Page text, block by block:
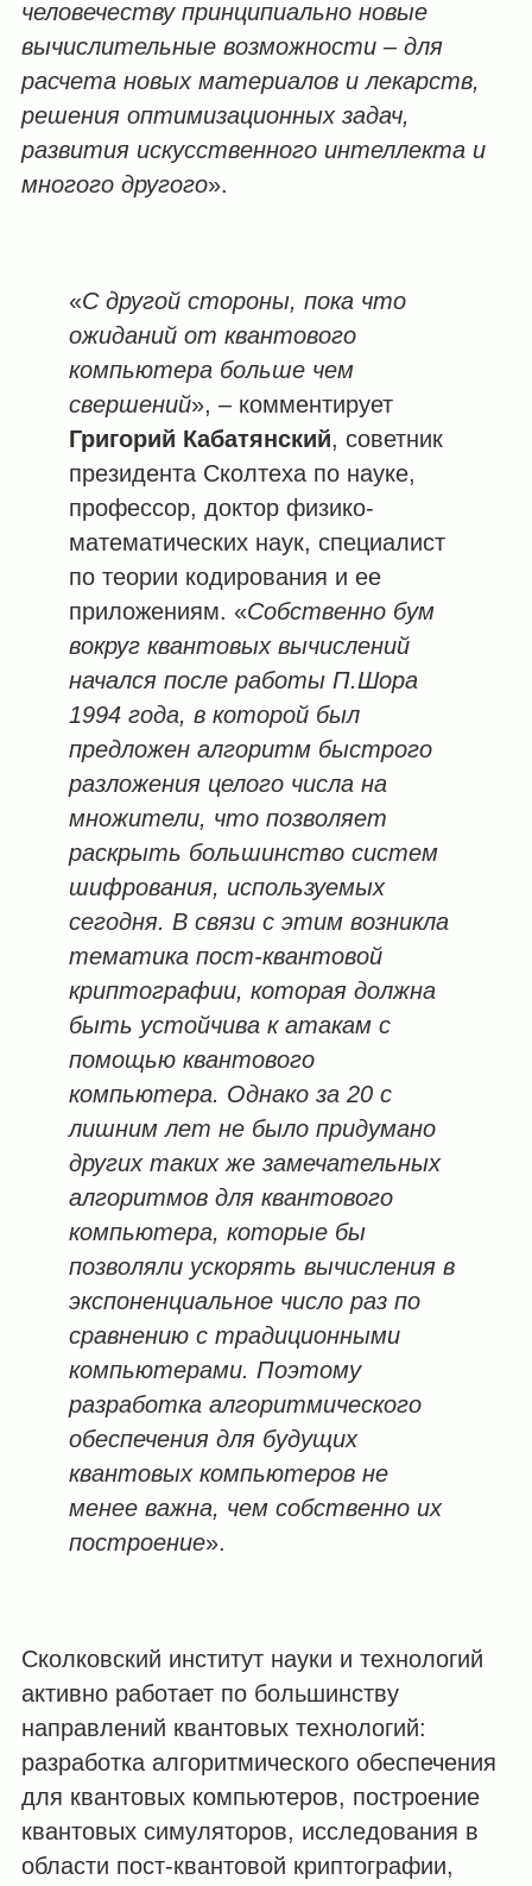
человечеству принципиально новые
вычислительные возможности – для
расчета новых материалов и лекарств,
решения оптимизационных задач,
развития искусственного интеллекта и
многого другого».
«С другой стороны, пока что
ожиданий от квантового
компьютера больше чем
свершений», – комментирует
Григорий Кабатянский, советник
президента Сколтеха по науке,
профессор, доктор физико-
математических наук, специалист
по теории кодирования и ее
приложениям. «Собственно бум
вокруг квантовых вычислений
начался после работы П.Шора
1994 года, в которой был
предложен алгоритм быстрого
разложения целого числа на
множители, что позволяет
раскрыть большинство систем
шифрования, используемых
сегодня. В связи с этим возникла
тематика пост-квантовой
криптографии, которая должна
быть устойчива к атакам с
помощью квантового
компьютера. Однако за 20 с
лишним лет не было придумано
других таких же замечательных
алгоритмов для квантового
компьютера, которые бы
позволяли ускорять вычисления в
экспоненциальное число раз по
сравнению с традиционными
компьютерами. Поэтому
разработка алгоритмического
обеспечения для будущих
квантовых компьютеров не
менее важна, чем собственно их
построение».
Сколковский институт науки и технологий
активно работает по большинству
направлений квантовых технологий:
разработка алгоритмического обеспечения
для квантовых компьютеров, построение
квантовых симуляторов, исследования в
области пост-квантовой криптографии,